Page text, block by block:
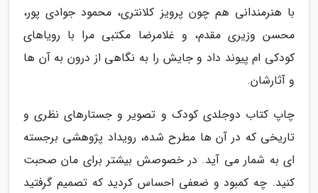
با هنرمندانی هم چون پرویز کلانتری، محمود جوادی پور،
محسن وزیری مقدم، و غلامرضا مکتبی مرا با رویاهای
کودکی ام پیوند داد و جایش را به نگاهی از درون به آن ها
و آثارشان.
چاپ کتاب دوجلدی کودک و تصویر و جستارهای نظری و
تاریخی که در آن ها مطرح شده، رویداد پژوهشی برجسته
ای به شمار می آید. در خصوصش بیشتر برای مان صحبت
کنید. چه کمبود و ضعفی احساس کردید که تصمیم گرفتید